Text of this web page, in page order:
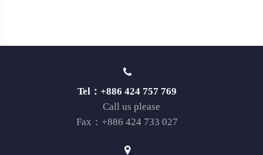
Tel：+886 424 757 769
Call us please
Fax：+886 424 733 027